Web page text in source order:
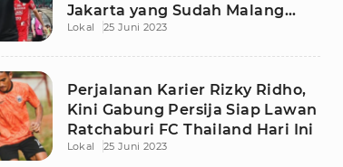
Jakarta yang Sudah Malang
Melintang di Eropa
Lokal 25 Juni 2023
Perjalanan Karier Rizky Ridho,
Kini Gabung Persija Siap Lawan
Ratchaburi FC Thailand Hari Ini
Lokal 25 Juni 2023